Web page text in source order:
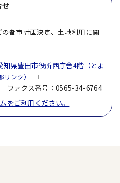
せ
都市計画決定、土地利用に関
県豊田市役所西庁舎4階（ とよ
ンク）
ファクス番号：0565-34-6764
をご利用ください。